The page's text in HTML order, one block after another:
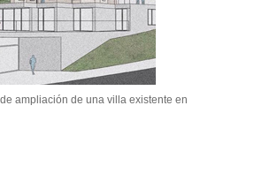
ampliación de una villa existente en